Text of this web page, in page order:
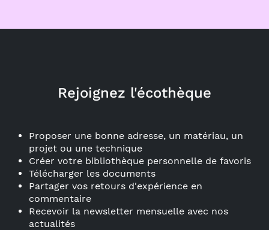
Rejoignez l'écothèque
Proposer une bonne adresse, un matériau, un
projet ou une technique
Créer votre bibliothèque personnelle de favoris
Télécharger les documents
Partager vos retours d'expérience en
commentaire
Recevoir la newsletter mensuelle avec nos
actualités